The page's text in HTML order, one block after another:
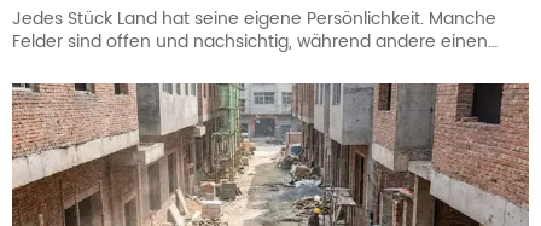
Jedes Stück Land hat seine eigene Persönlichkeit. Manche
Felder sind offen und nachsichtig, während andere einen
chirurgische Präzision erfordern. Wir bei LUYU wissen, dass es
in der Landwirtschaft keine Einheitsgröße gibt. Jedes Feld hat
seine eigenen Herausforderungen, weshalb wir die OXT-
Flotte für spezifische Aufgaben entwickelt haben. Ob Sie
einen wendigen 50-PS-Traktor für enge Spezialkulturen,
einen vielseitigen 60-PS-Traktor für allgemeine Zwecke oder